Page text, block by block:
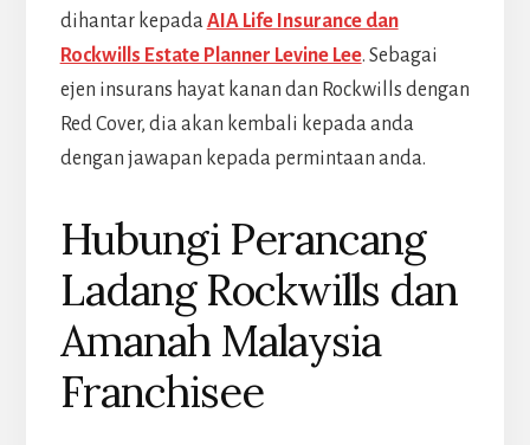
dihantar kepadaAIA Life Insurance dan
Rockwills Estate Planner Levine Lee. Sebagai
ejen insurans hayat kanan dan Rockwills dengan
Red Cover, dia akan kembali kepada anda
dengan jawapan kepada permintaan anda.
Hubungi Perancang
Ladang Rockwills dan
Amanah Malaysia
Franchisee